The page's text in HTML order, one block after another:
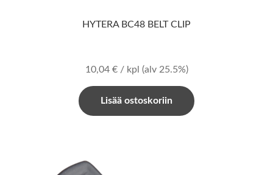
HYTERA BC48 BELT CLIP
10,04 €/ kpl (alv 25.5%)
Lisää ostoskoriin